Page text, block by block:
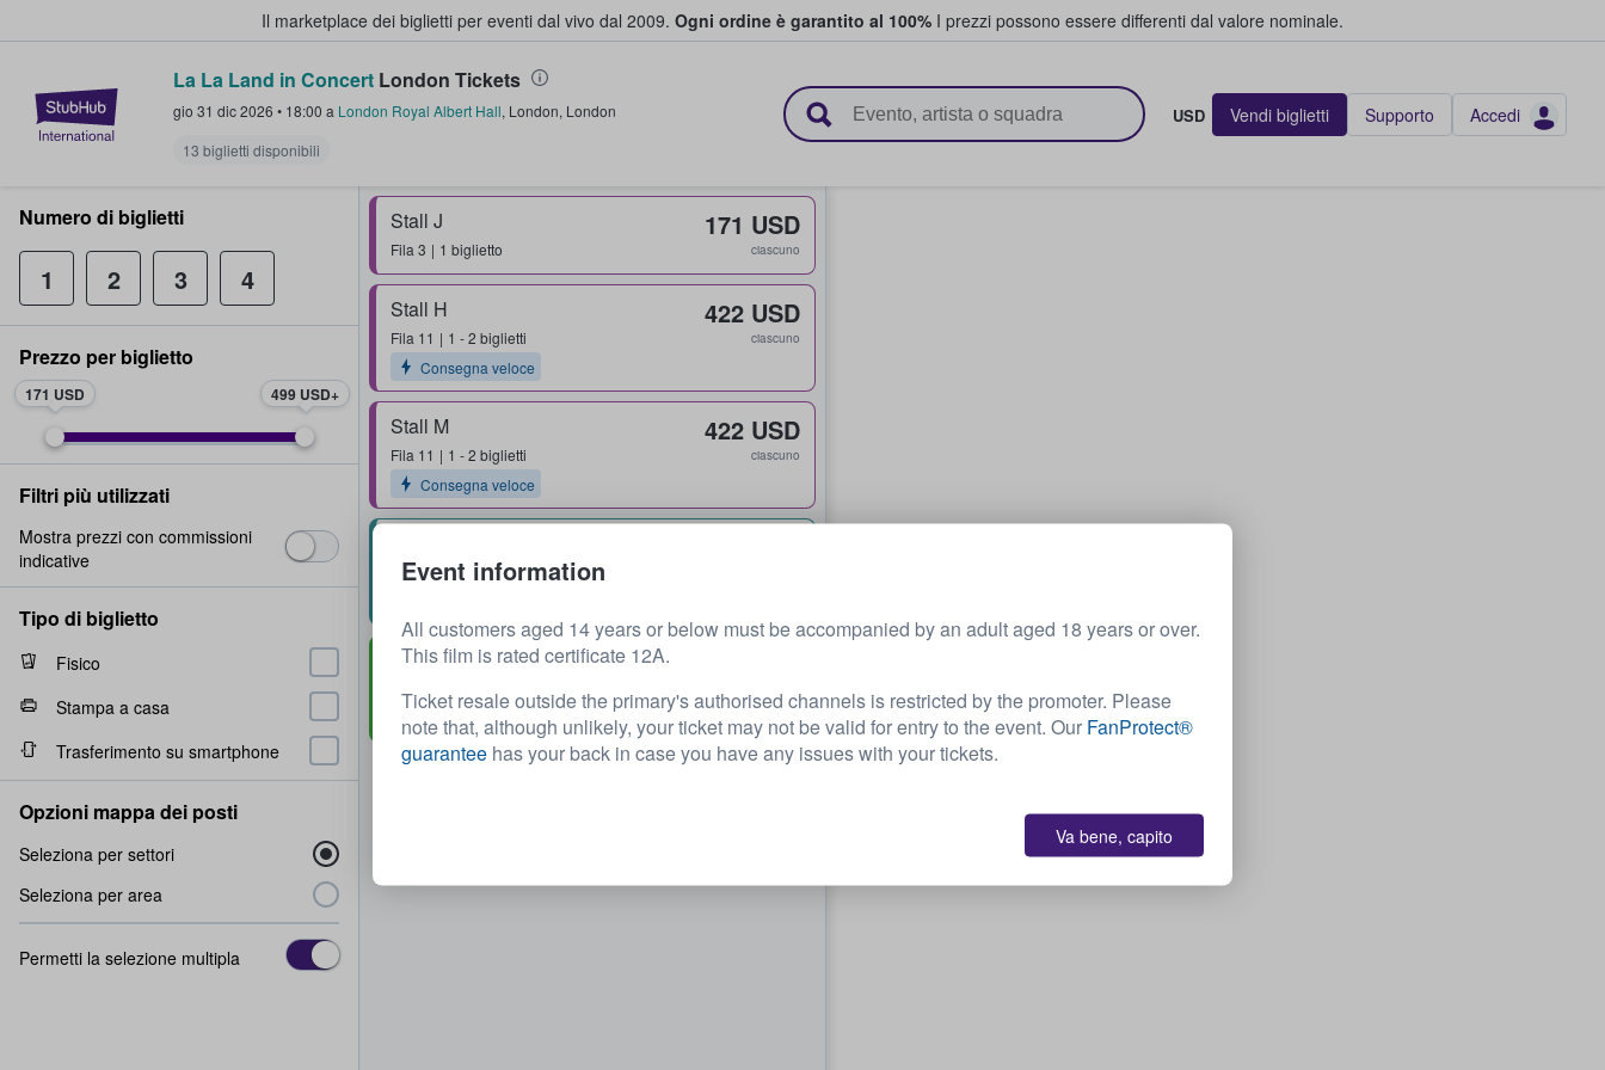
Il marketplace dei biglietti per eventi dal vivo dal 2009. Ogni ordine è garantito al 100% I prezzi possono essere differenti dal valore nominale.
StubHub - Dove i fan comprano e vendono biglietti
La La Land in Concert London Tickets
gio 31 dic 2026 • 18:00 a London Royal Albert Hall, London, London
13 biglietti disponibili
USD Vendi biglietti Supporto Accedi
Stall J
Fila 3 1 biglietto
171 USD
ciascuno
Stall H
Fila 11
1 - 2 biglietti
Consegna veloce
422 USD
ciascuno
Stall M
Fila 11
1 - 2 biglietti
Consegna veloce
422 USD
ciascuno
Fila1
1 - 4 biglietti
Grand Tier Box 32
Consegna veloce
Numero di biglietti
1 2 3 4
Prezzo per biglietto
171 USD 499 USD
Filtri più utilizzati
Mostra prezzi con commissioni
indicative
Tipo di biglietto
Fisico
Stampa a casa
Trasferimento su smartphone
Opzioni mappa dei posti
Seleziona per settori
Seleziona per area
Permetti la selezione multipla
Event information
All customers aged 14 years or below must be accompanied by an adult aged 18 years or over.
This film is rated certificate 12A.
Ticket resale outside the primary's authorised channels is restricted by the promoter. Please
note that, although unlikely, your ticket may not be valid for entry to the event. Our FanProtect®
guarantee has your back in case you have any issues with your tickets.
Va bene, capito